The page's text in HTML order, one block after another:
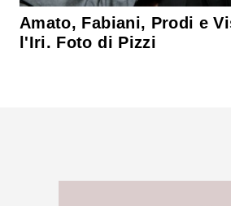
Amato, Fabiani, Prodi e
l'Iri. Foto di Pizzi